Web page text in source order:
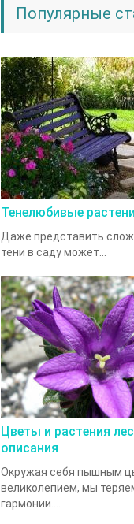
Популярные
Тенелюбивые
Даже представить
тени в саду может...
Цветы и растения
описания
Окружая себя пышным
великолепием, мы
гармонии....